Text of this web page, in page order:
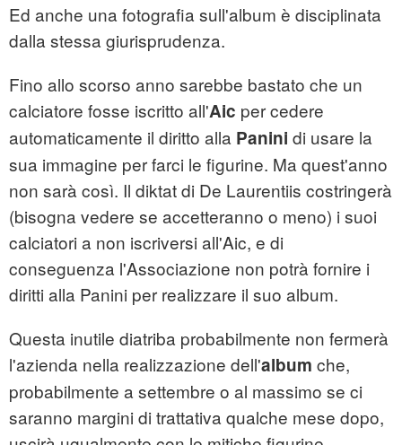
Ed anche una fotografia sull'album è disciplinata
dalla stessa giurisprudenza.
Fino allo scorso anno sarebbe bastato che un
calciatore fosse iscritto all'Aic per cedere
automaticamente il diritto alla Panini di usare la
sua immagine per farci le figurine. Ma quest'anno
non sarà così. Il diktat di De Laurentiis costringerà
(bisogna vedere se accetteranno o meno) i suoi
calciatori a non iscriversi all'Aic, e di
conseguenza l'Associazione non potrà fornire i
diritti alla Panini per realizzare il suo album.
Questa inutile diatriba probabilmente non fermerà
l'azienda nella realizzazione dell'album che,
probabilmente a settembre o al massimo se ci
saranno margini di trattativa qualche mese dopo,